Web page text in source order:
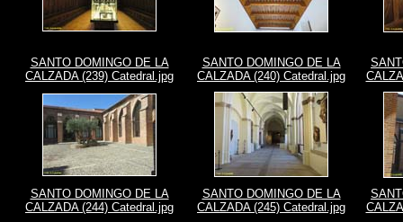
SANTO DOMINGO DE LA
CALZADA (239) Catedral.jpg
SANTO DOMINGO DE LA
CALZADA (240) Catedral.jpg
SANTO DOMINGO DE LA
CALZADA (244) Catedral.jpg
SANTO DOMINGO DE LA
CALZADA (245) Catedral.jpg